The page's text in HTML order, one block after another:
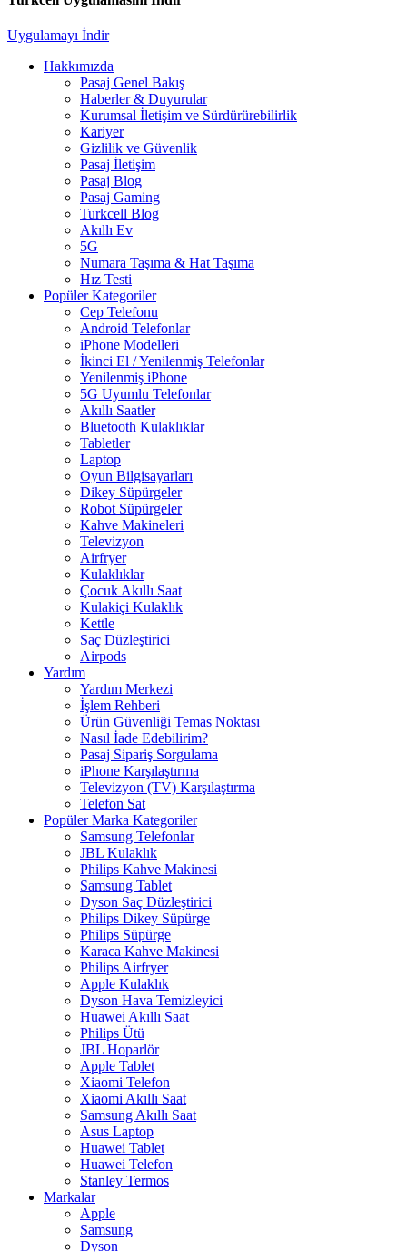
Uygulamayı İndir
Hakkımızda
Pasaj Genel Bakış
Haberler & Duyurular
Kurumsal İletişim ve Sürdürürebilirlik
Kariyer
Gizlilik ve Güvenlik
Pasaj İletişim
Pasaj Blog
Pasaj Gaming
Turkcell Blog
Akıllı Ev
5G
Numara Taşıma & Hat Taşıma
Hız Testi
Popüler Kategoriler
Cep Telefonu
Android Telefonlar
iPhone Modelleri
İkinci El / Yenilenmiş Telefonlar
Yenilenmiş iPhone
5G Uyumlu Telefonlar
Akıllı Saatler
Bluetooth Kulaklıklar
Tabletler
Laptop
Oyun Bilgisayarları
Dikey Süpürgeler
Robot Süpürgeler
Kahve Makineleri
Televizyon
Airfryer
Kulaklıklar
Çocuk Akıllı Saat
Kulakiçi Kulaklık
Kettle
Saç Düzleştirici
Airpods
Yardım
Yardım Merkezi
İşlem Rehberi
Ürün Güvenliği Temas Noktası
Nasıl İade Edebilirim?
Pasaj Sipariş Sorgulama
iPhone Karşılaştırma
Televizyon (TV) Karşılaştırma
Telefon Sat
Popüler Marka Kategoriler
Samsung Telefonlar
JBL Kulaklık
Philips Kahve Makinesi
Samsung Tablet
Dyson Saç Düzleştirici
Philips Dikey Süpürge
Philips Süpürge
Karaca Kahve Makinesi
Philips Airfryer
Apple Kulaklık
Dyson Hava Temizleyici
Huawei Akıllı Saat
Philips Ütü
JBL Hoparlör
Apple Tablet
Xiaomi Telefon
Xiaomi Akıllı Saat
Samsung Akıllı Saat
Asus Laptop
Huawei Tablet
Huawei Telefon
Stanley Termos
Markalar
Apple
Samsung
Dyson